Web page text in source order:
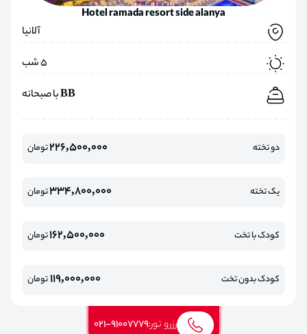
Hotel ramada resort side alanya
آلانیا
5 شب
BB با صبحانه
دو تخته 226,500,000تومان
یک تخته 334,800,000تومان
کودک با تخت 162,500,000تومان
کودک بدون تخت 119,000,000تومان
رزرو تور:021-91007779